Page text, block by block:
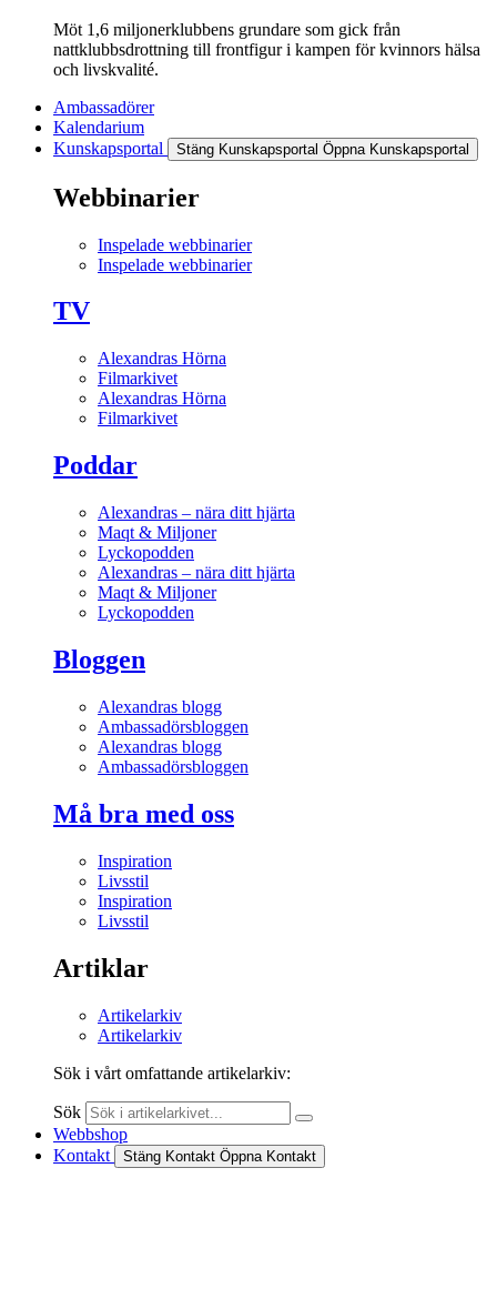
Möt 1,6 miljonerklubbens grundare som gick från
nattklubbsdrottning till frontfigur i kampen för kvinnors hälsa
och livskvalité.
Ambassadörer
Kalendarium
Kunskapsportal
Stäng Kunskapsportal Öppna Kunskapsportal
Webbinarier
Inspelade webbinarier
Inspelade webbinarier
TV
Alexandras Hörna
Filmarkivet
Alexandras Hörna
Filmarkivet
Poddar
Alexandras – nära ditt hjärta
Maqt & Miljoner
Lyckopodden
Alexandras – nära ditt hjärta
Maqt & Miljoner
Lyckopodden
Bloggen
Alexandras blogg
Ambassadörsbloggen
Alexandras blogg
Ambassadörsbloggen
Må bra med oss
Inspiration
Livsstil
Inspiration
Livsstil
Artiklar
Artikelarkiv
Artikelarkiv
Sök i vårt omfattande artikelarkiv:
Sök
Webbshop
Kontakt
Stäng Kontakt Öppna Kontakt